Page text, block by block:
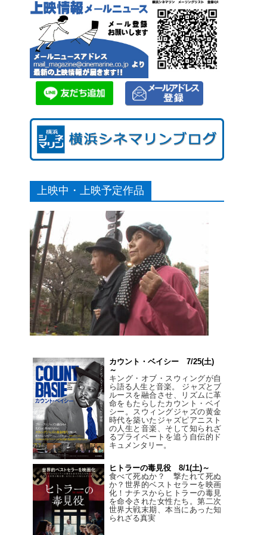
上映中・上映予定作品
カウント・ベイシー 7/25(土)
～
キング・オブ・スウィングが自
ら語る人生と音楽。 ジャズとブ
ルースを融合させ、リズムに革
命をもたらしたカウント・ベイ
シー。スウィングジャズの黄金
時代を築いたジャズピアニスト
の人生と音楽、そして知られざ
るプライベートを追う自伝的ド
キュメンタリー。
ヒトラーの毒見役 8/1(土)～
食べて死ぬか？ 撃たれて死ぬ
か？世界的ベストセラーを映画
化！ナチスからヒトラーの毒見
を命令された女性たち。第二次
世界大戦末期、本当にあった知
られざる真実